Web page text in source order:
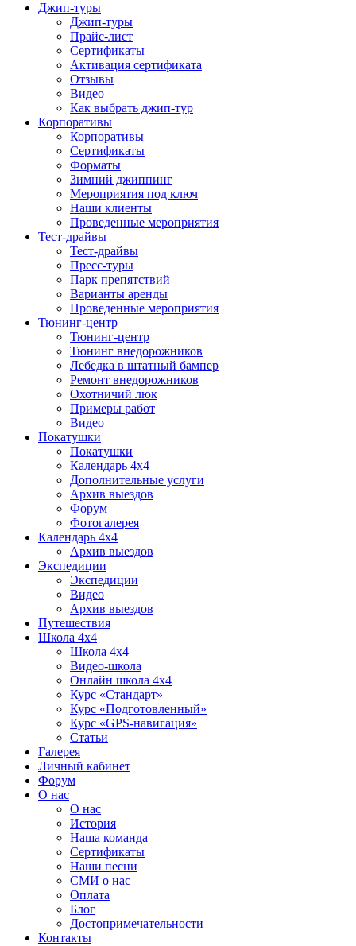
Джип-туры
Джип-туры
Прайс-лист
Сертификаты
Активация сертификата
Отзывы
Видео
Как выбрать джип-тур
Корпоративы
Корпоративы
Сертификаты
Форматы
Зимний джиппинг
Мероприятия под ключ
Наши клиенты
Проведенные мероприятия
Тест-драйвы
Тест-драйвы
Пресс-туры
Парк препятствий
Варианты аренды
Проведенные мероприятия
Тюнинг-центр
Тюнинг-центр
Тюнинг внедорожников
Лебедка в штатный бампер
Ремонт внедорожников
Охотничий люк
Примеры работ
Видео
Покатушки
Покатушки
Календарь 4х4
Дополнительные услуги
Архив выездов
Форум
Фотогалерея
Календарь 4х4
Архив выездов
Экспедиции
Экспедиции
Видео
Архив выездов
Путешествия
Школа 4х4
Школа 4х4
Видео-школа
Онлайн школа 4х4
Курс «Стандарт»
Курс «Подготовленный»
Курс «GPS-навигация»
Статьи
Галерея
Личный кабинет
Форум
О нас
О нас
История
Наша команда
Сертификаты
Наши песни
СМИ о нас
Оплата
Блог
Достопримечательности
Контакты